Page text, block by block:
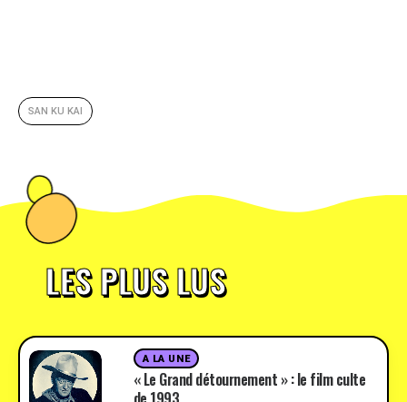
SAN KU KAI
LES PLUS LUS
A LA UNE
« Le Grand détournement » : le film culte